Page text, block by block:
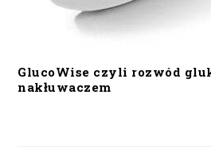
GlucoWise czyli rozwód
nakłuwaczem